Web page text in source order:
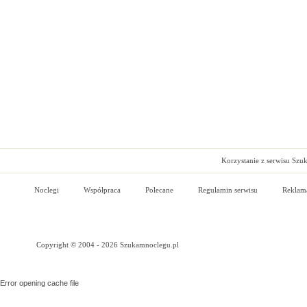
Korzystanie z serwisu
Noclegi Współpraca Polecane Regulamin serwisu
Copyright © 2004 - 2026 Szukamnoclegu.pl
Error opening cache file